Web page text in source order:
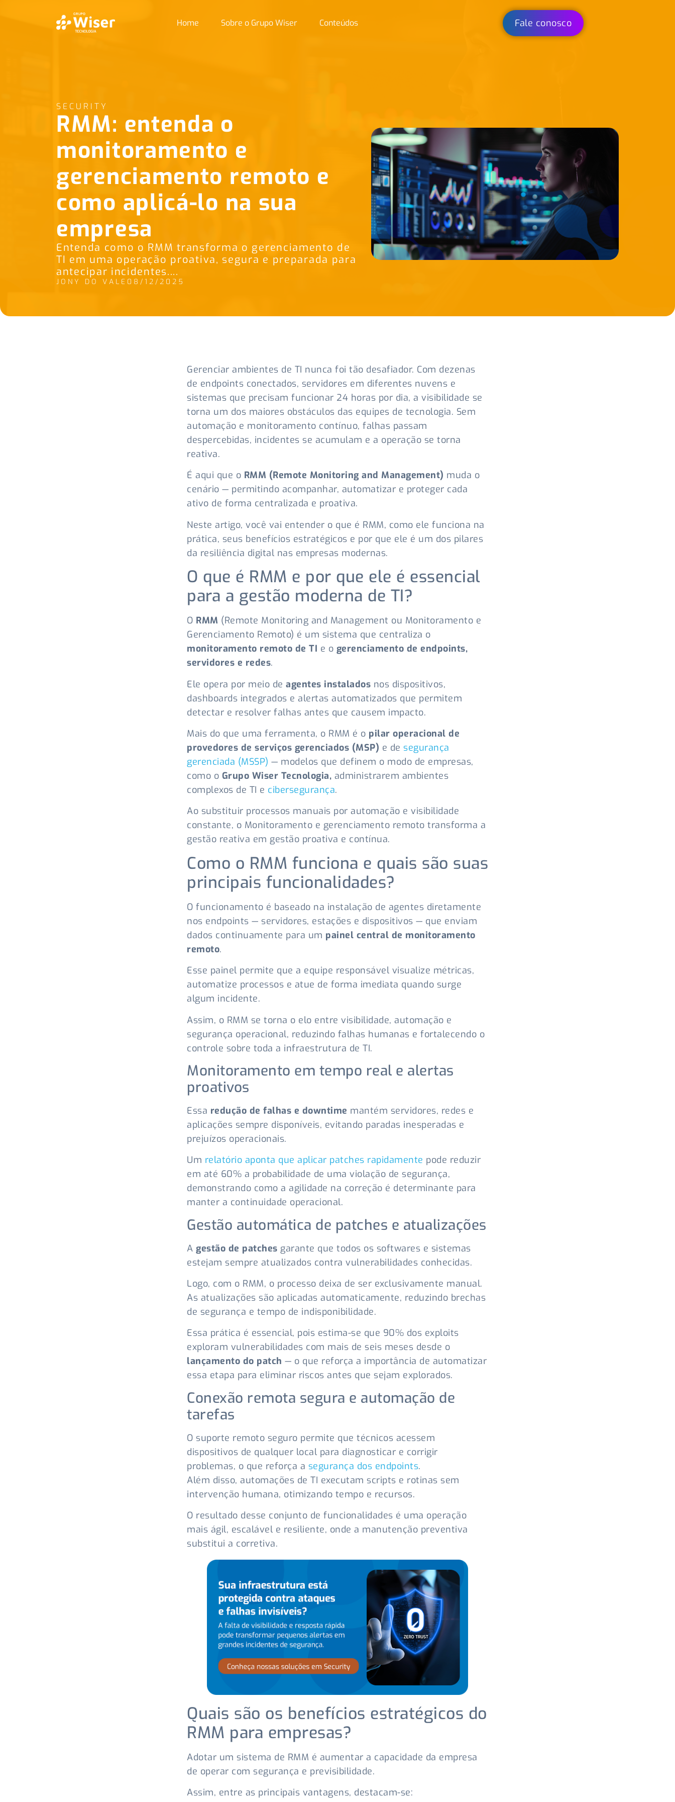
Home Sobre o Grupo Wiser Conteúdos Fale conosco
SECURITY
RMM: entenda o
monitoramento e
gerenciamento remoto e
como aplicá-lo na sua
empresa
Entenda como o RMM transforma o gerenciamento de
TI em uma operação proativa, segura e preparada para
antecipar incidentes....
JONY DO VALE 08/12/2025
Gerenciar ambientes de TI nunca foi tão desafiador. Com dezenas
de endpoints conectados, servidores em diferentes nuvens e
sistemas que precisam funcionar 24 horas por dia, a visibilidade se
torna um dos maiores obstáculos das equipes de tecnologia. Sem
automação e monitoramento contínuo, falhas passam
despercebidas, incidentes se acumulam e a operação se torna
reativa.
É aqui que o RMM (Remote Monitoring and Management) muda o
cenário — permitindo acompanhar, automatizar e proteger cada
ativo de forma centralizada e proativa.
Neste artigo, você vai entender o que é RMM, como ele funciona na
prática, seus benefícios estratégicos e por que ele é um dos pilares
da resiliência digital nas empresas modernas.
O que é RMM e por que ele é essencial
para a gestão moderna de TI?
O RMM (Remote Monitoring and Management ou Monitoramento e
Gerenciamento Remoto) é um sistema que centraliza o
monitoramento remoto de TI e o gerenciamento de endpoints,
servidores e redes.
Ele opera por meio de agentes instalados nos dispositivos,
dashboards integrados e alertas automatizados que permitem
detectar e resolver falhas antes que causem impacto.
Mais do que uma ferramenta, o RMM é o pilar operacional de
provedores de serviços gerenciados (MSP) e de segurança
gerenciada (MSSP) — modelos que definem o modo de empresas,
como o Grupo Wiser Tecnologia, administrarem ambientes
complexos de TI e cibersegurança.
Ao substituir processos manuais por automação e visibilidade
constante, o Monitoramento e gerenciamento remoto transforma a
gestão reativa em gestão proativa e contínua.
Como o RMM funciona e quais são suas
principais funcionalidades?
O funcionamento é baseado na instalação de agentes diretamente
nos endpoints — servidores, estações e dispositivos — que enviam
dados continuamente para um painel central de monitoramento
remoto.
Esse painel permite que a equipe responsável visualize métricas,
automatize processos e atue de forma imediata quando surge
algum incidente.
Assim, o RMM se torna o elo entre visibilidade, automação e
segurança operacional, reduzindo falhas humanas e fortalecendo o
controle sobre toda a infraestrutura de TI.
Monitoramento em tempo real e alertas
proativos
Essa redução de falhas e downtime mantém servidores, redes e
aplicações sempre disponíveis, evitando paradas inesperadas e
prejuízos operacionais.
Um relatório aponta que aplicar patches rapidamente pode reduzir
em até 60% a probabilidade de uma violação de segurança,
demonstrando como a agilidade na correção é determinante para
manter a continuidade operacional.
Gestão automática de patches e atualizações
A gestão de patches garante que todos os softwares e sistemas
estejam sempre atualizados contra vulnerabilidades conhecidas.
Logo, com o RMM, o processo deixa de ser exclusivamente manual.
As atualizações são aplicadas automaticamente, reduzindo brechas
de segurança e tempo de indisponibilidade.
Essa prática é essencial, pois estima-se que 90% dos exploits
exploram vulnerabilidades com mais de seis meses desde o
lançamento do patch — o que reforça a importância de automatizar
essa etapa para eliminar riscos antes que sejam explorados.
Conexão remota segura e automação de
tarefas
O suporte remoto seguro permite que técnicos acessem
dispositivos de qualquer local para diagnosticar e corrigir
problemas, o que reforça a segurança dos endpoints.
Além disso, automações de TI executam scripts e rotinas sem
intervenção humana, otimizando tempo e recursos.
O resultado desse conjunto de funcionalidades é uma operação
mais ágil, escalável e resiliente, onde a manutenção preventiva
substitui a corretiva.
Quais são os benefícios estratégicos do
RMM para empresas?
Adotar um sistema de RMM é aumentar a capacidade da empresa
de operar com segurança e previsibilidade.
Assim, entre as principais vantagens, destacam-se: